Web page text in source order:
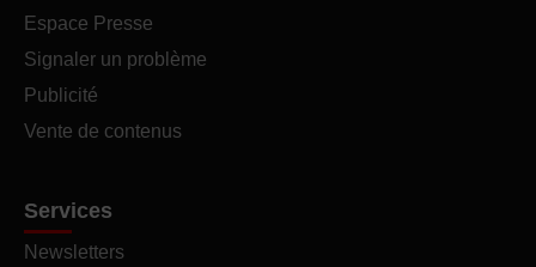
Espace Presse
Signaler un problème
Publicité
Vente de contenus
Services
Newsletters